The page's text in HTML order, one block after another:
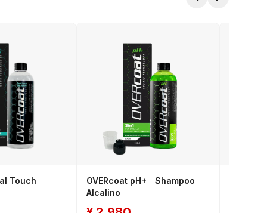
Touch
OVERcoat pH+ Shampoo
Alcalino